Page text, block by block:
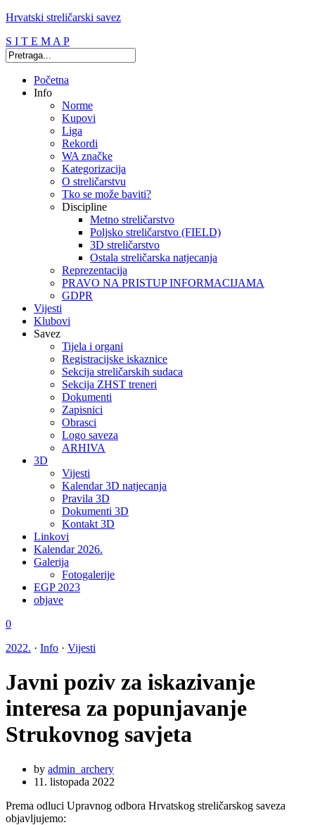
Hrvatski streličarski savez
S I T E M A P
Početna
Info
Norme
Kupovi
Liga
Rekordi
WA značke
Kategorizacija
O streličarstvu
Tko se može baviti?
Discipline
Metno streličarstvo
Poljsko streličarstvo (FIELD)
3D streličarstvo
Ostala streličarska natjecanja
Reprezentacija
PRAVO NA PRISTUP INFORMACIJAMA
GDPR
Vijesti
Klubovi
Savez
Tijela i organi
Registracijske iskaznice
Sekcija streličarskih sudaca
Sekcija ZHST treneri
Dokumenti
Zapisnici
Obrasci
Logo saveza
ARHIVA
3D
Vijesti
Kalendar 3D natjecanja
Pravila 3D
Dokumenti 3D
Kontakt 3D
Linkovi
Kalendar 2026.
Galerija
Fotogalerije
EGP 2023
objave
0
2022. · Info · Vijesti
Javni poziv za iskazivanje
interesa za popunjavanje
Strukovnog savjeta
by admin_archery
11. listopada 2022
Prema odluci Upravnog odbora Hrvatskog streličarskog saveza
objavljujemo: